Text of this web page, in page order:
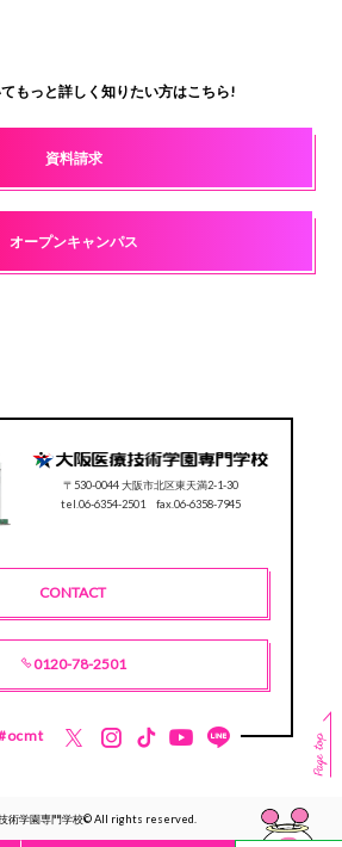
もっと詳しく知りたい方はこちら!
資料請求
オープンキャンパス
〒530-0044 大阪市北区東天満2-1-30
tel.06-6354-2501 fax.06-6358-7945
CONTACT
0120-78-2501
術学園専門学校© All rights reserved.